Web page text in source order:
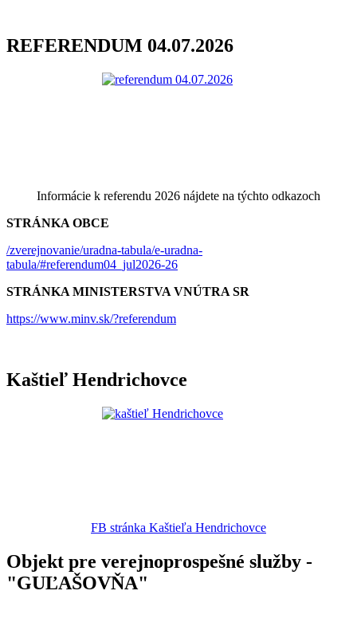
REFERENDUM 04.07.2026
Informácie k referendu 2026 nájdete na týchto odkazoch
STRÁNKA OBCE
/zverejnovanie/uradna-tabula/e-uradna-
tabula/#referendum04_jul2026-26
STRÁNKA MINISTERSTVA VNÚTRA SR
https://www.minv.sk/?referendum
Kaštieľ Hendrichovce
FB stránka Kaštieľa Hendrichovce
Objekt pre verejnoprospešné služby -
"GUĽAŠOVŇA"